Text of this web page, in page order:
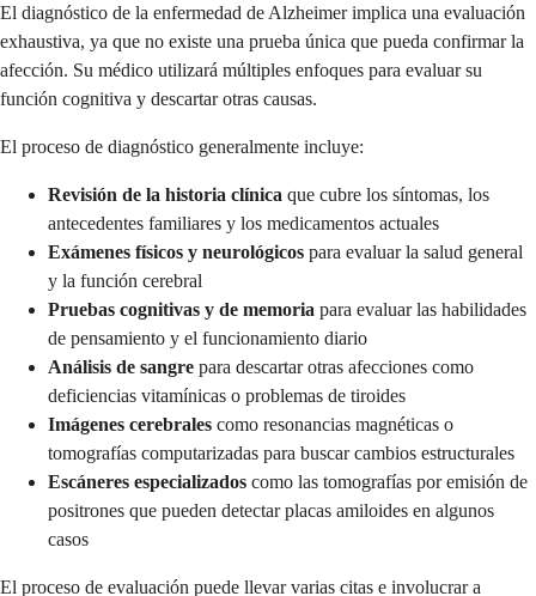
El diagnóstico de la enfermedad de Alzheimer implica una evaluación
exhaustiva, ya que no existe una prueba única que pueda confirmar la
afección. Su médico utilizará múltiples enfoques para evaluar su
función cognitiva y descartar otras causas.
El proceso de diagnóstico generalmente incluye:
Revisión de la historia clínica que cubre los síntomas, los
antecedentes familiares y los medicamentos actuales
Exámenes físicos y neurológicos para evaluar la salud general
y la función cerebral
Pruebas cognitivas y de memoria para evaluar las habilidades
de pensamiento y el funcionamiento diario
Análisis de sangre para descartar otras afecciones como
deficiencias vitamínicas o problemas de tiroides
Imágenes cerebrales como resonancias magnéticas o
tomografías computarizadas para buscar cambios estructurales
Escáneres especializados como las tomografías por emisión de
positrones que pueden detectar placas amiloides en algunos
casos
El proceso de evaluación puede llevar varias citas e involucrar a